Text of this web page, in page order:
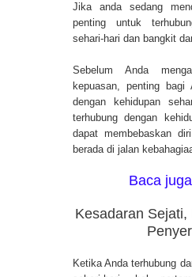
Jika anda sedang
penting untuk
sehari-hari dan bangkit
Sebelum Anda
kepuasan, penting bagi
dengan kehidupan
terhubung dengan
dapat membebaskan
berada di jalan
Baca
Kesadaran
Ketika Anda terhubung